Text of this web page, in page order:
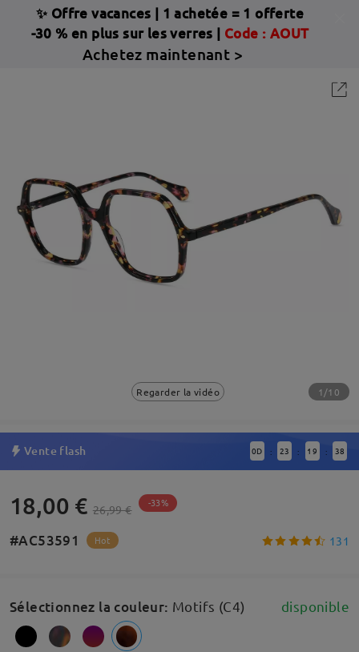
✨ Offre vacances | 1 achetée = 1 offerte
-30 % en plus sur les verres | Code : AOUT
Achetez maintenant >
Regarder la vidéo 1/10
Vente flash 0D : 23 : 19 : 37
18,00 € 26,99 € -33%
#AC53591 Hot 131
Sélectionnez la couleur: Motifs (C4) disponible